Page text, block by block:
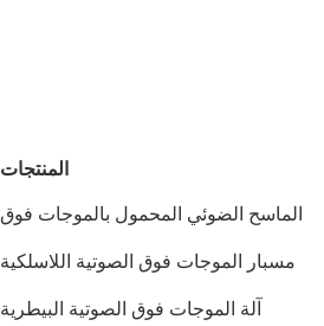
المنتجات
الماسح الضوئي المحمول بالموجات فوق
مسبار الموجات فوق الصوتية اللاسلكية
آلة الموجات فوق الصوتية البيطرية